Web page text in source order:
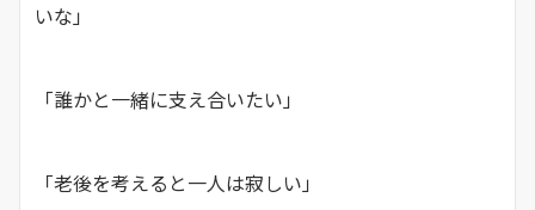
いな」
「誰かと一緒に支え合いたい」
「老後を考えると一人は寂しい」